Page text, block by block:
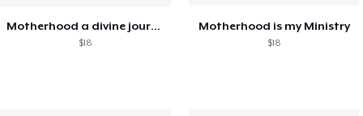
Motherhood a divine journey
$18
Motherhood is my Ministry
$18